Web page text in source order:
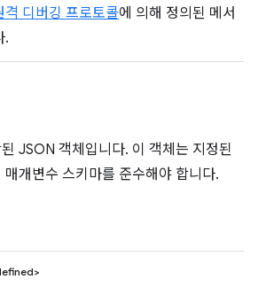
격 디버깅 프로토콜에 의해 정의된 메서
.
JSON 객체입니다. 이 객체는 지정된
개변수 스키마를 준수해야 합니다.